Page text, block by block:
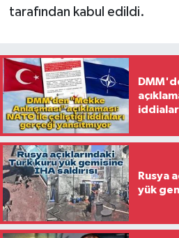
tarafından kabul edildi.
Rusya
yük